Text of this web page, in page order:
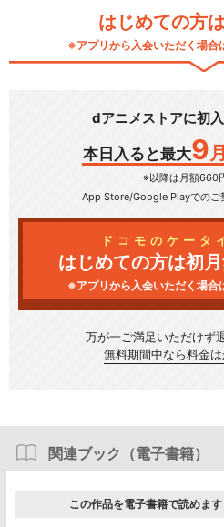
はじめての方
※アプリから入会いただく場合
dアニメストアに初
本日入ると最大9 月
※以降は月額660
App Store/Google Playでのご
ドコモのケータ
はじめての方は初
※アプリから入会いただく場合
万が一ご満足いただけず
無料期間中なら料金は
関連ブック（電子書籍）
この作品を電子書籍で読めます